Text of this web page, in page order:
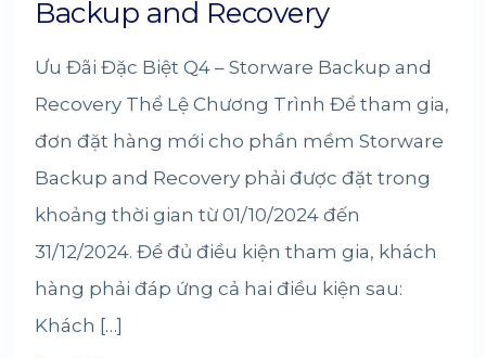
Backup and Recovery
Ưu Đãi Đặc Biệt Q4 – Storware Backup and
Recovery Thể Lệ Chương Trình Để tham gia,
đơn đặt hàng mới cho phần mềm Storware
Backup and Recovery phải được đặt trong
khoảng thời gian từ 01/10/2024 đến
31/12/2024. Để đủ điều kiện tham gia, khách
hàng phải đáp ứng cả hai điều kiện sau:
Khách […]